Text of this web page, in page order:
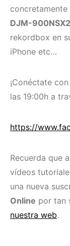
DJM-900NSX2
rekordbox en
iPhone etc…
¡Conéctate
las 19:00h a
https://
Recuerda que
vídeos
una nueva
Online por tan
nuestra web.